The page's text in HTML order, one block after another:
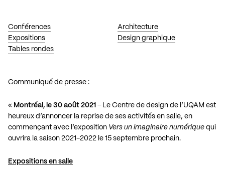
Conférences
Expositions
Tables rondes
Architecture
Design graphique
Communiqué de presse :
« Montréal, le 30 août 2021 ̶ Le Centre de design de l’UQAM est
heureux d’annoncer la reprise de ses activités en salle, en
commençant avec l’exposition Vers un imaginaire numérique qui
ouvrira la saison 2021-2022 le 15 septembre prochain.
Expositions en salle